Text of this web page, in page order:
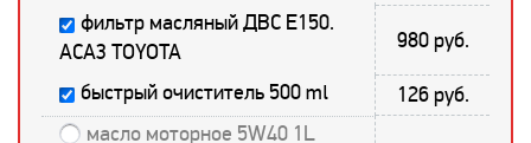
фильтр масляный ДВС E150.
ACA3 TOYOTA
980 руб.
быстрый очиститель 500 ml
126 руб.
масло моторное 5W40 1L